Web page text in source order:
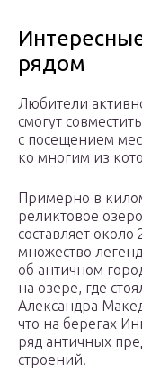
рядом
Любители
смогут
с посещением
ко многим из
Примерно в
реликтовое
составляет
множество
об античном
на озере, где
Александра
что на берегах
ряд античных
строений.